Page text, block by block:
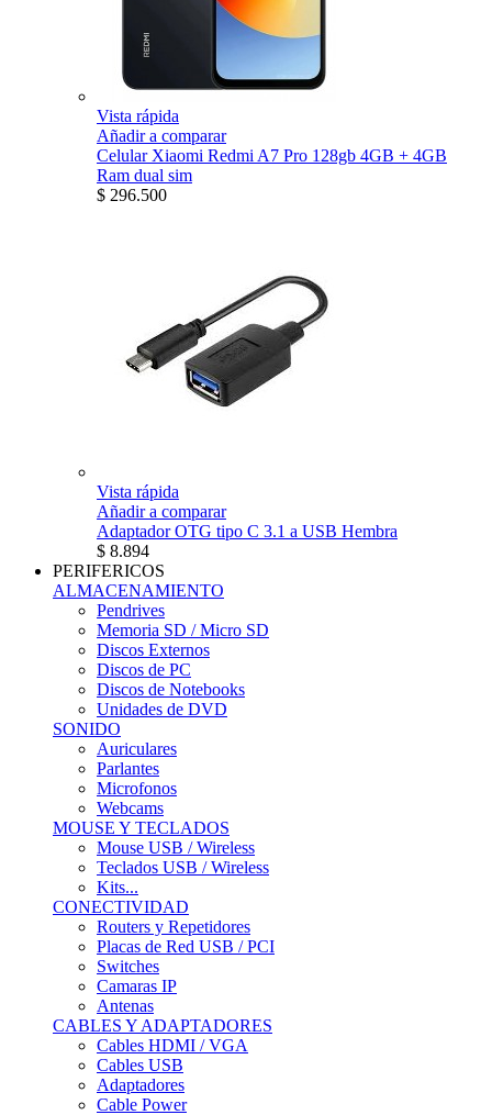
Vista rápida
Añadir a comparar
Celular Xiaomi Redmi A7 Pro 128gb 4GB + 4GB
Ram dual sim
$ 296.500
Vista rápida
Añadir a comparar
Adaptador OTG tipo C 3.1 a USB Hembra
$ 8.894
PERIFERICOS
ALMACENAMIENTO
Pendrives
Memoria SD / Micro SD
Discos Externos
Discos de PC
Discos de Notebooks
Unidades de DVD
SONIDO
Auriculares
Parlantes
Microfonos
Webcams
MOUSE Y TECLADOS
Mouse USB / Wireless
Teclados USB / Wireless
Kits...
CONECTIVIDAD
Routers y Repetidores
Placas de Red USB / PCI
Switches
Camaras IP
Antenas
CABLES Y ADAPTADORES
Cables HDMI / VGA
Cables USB
Adaptadores
Cable Power